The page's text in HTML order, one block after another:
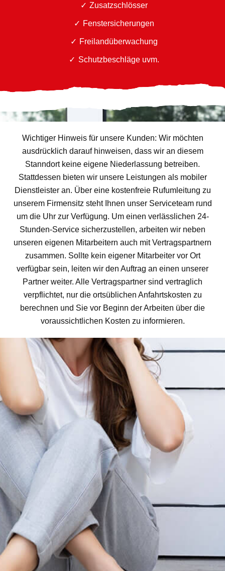
Zusatzschlösser
Fenstersicherungen
Freilandüberwachung
Schutzbeschläge uvm.
Wichtiger Hinweis für unsere Kunden: Wir möchten
ausdrücklich darauf hinweisen, dass wir an diesem
Stanndort keine eigene Niederlassung betreiben.
Stattdessen bieten wir unsere Leistungen als mobiler
Dienstleister an. Über eine kostenfreie Rufumleitung zu
unserem Firmensitz steht Ihnen unser Serviceteam rund
um die Uhr zur Verfügung. Um einen verlässlichen 24-
Stunden-Service sicherzustellen, arbeiten wir neben
unseren eigenen Mitarbeitern auch mit Vertragspartnern
zusammen. Sollte kein eigener Mitarbeiter vor Ort
verfügbar sein, leiten wir den Auftrag an einen unserer
Partner weiter. Alle Vertragspartner sind vertraglich
verpflichtet, nur die ortsüblichen Anfahrtskosten zu
berechnen und Sie vor Beginn der Arbeiten über die
voraussichtlichen Kosten zu informieren.